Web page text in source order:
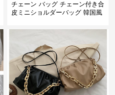
チェーン バッグ チェーン付き合
皮ミニショルダーバッグ 韓国風